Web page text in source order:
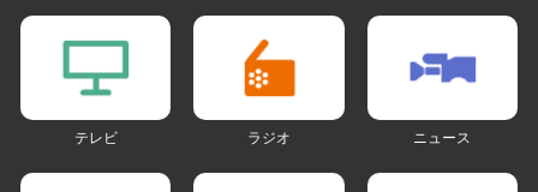
テレビ ラジオ ニュース